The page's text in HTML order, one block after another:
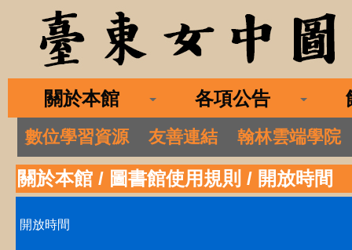
關於本館 各項公告
數位學習資源 友善連結 翰林雲端學院
關於本館 / 圖書館使用規則 / 開放時間
開放時間